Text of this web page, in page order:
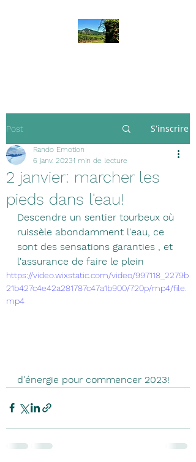
Post S'inscrire
2 janvier: marcher les
pieds dans l'eau!
Rando Emotion
6 janv. 20231 min de lecture
Descendre un sentier tourbeux où
ruissèle abondamment l'eau, ce
sont des sensations garanties , et
l'assurance de faire le plein
https://video.wixstatic.com/video/997118_2279b
21b427c4e42a281787c47a1b900/720p/mp4/file.
mp4
d'énergie pour commencer 2023!